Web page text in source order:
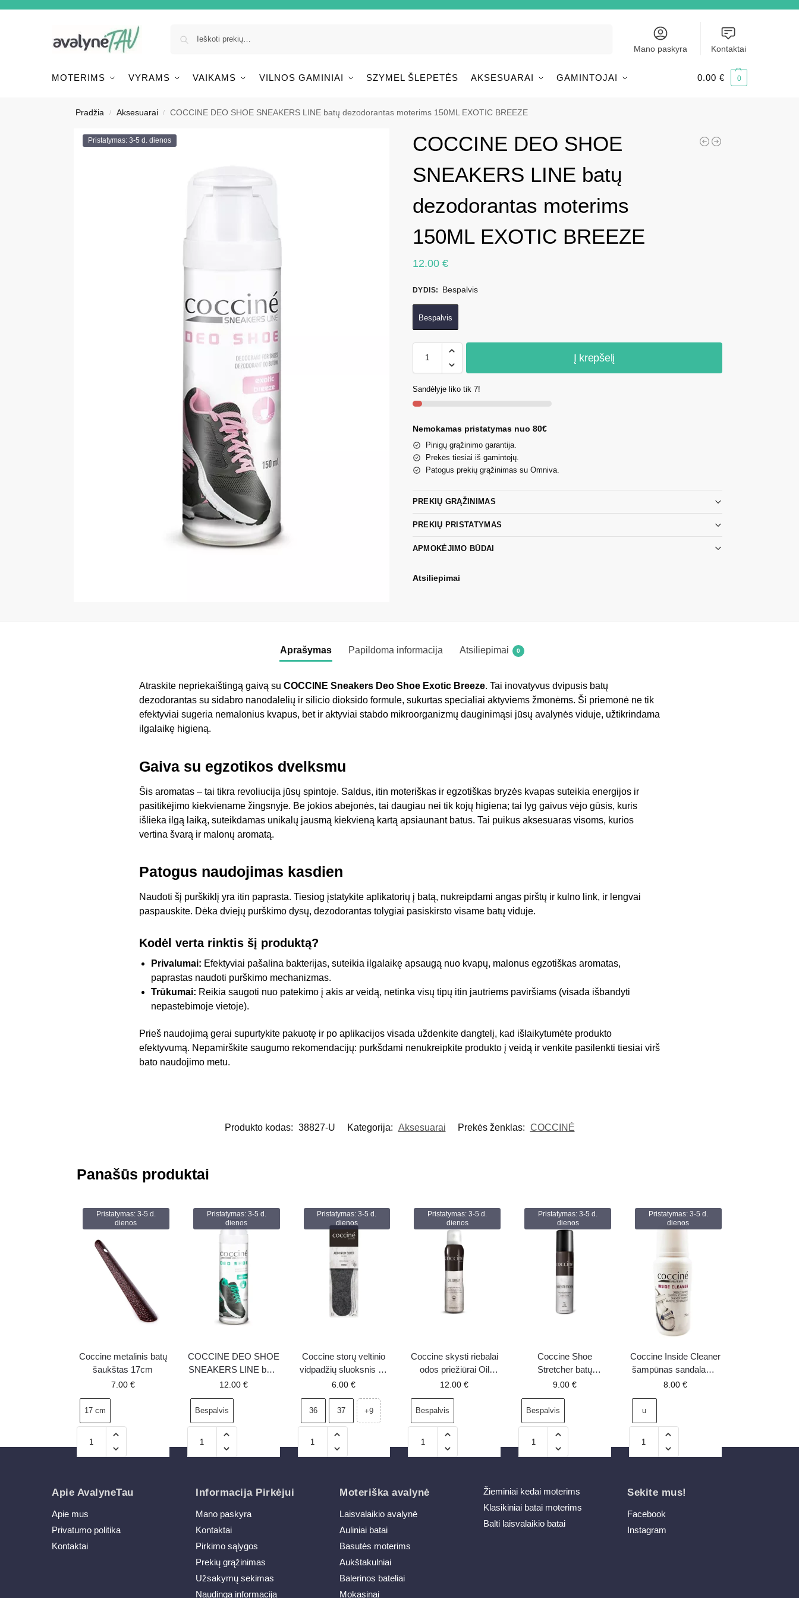
Mano paskyra Kontaktai
MOTERIMS VYRAMS VAIKAMS VILNOS GAMINIAI SZYMEL ŠLEPETĖS AKSESUARAI GAMINTOJAI 0.00 € 0
Pradžia / Aksesuarai / COCCINE DEO SHOE SNEAKERS LINE batų dezodorantas moterims 150ML EXOTIC BREEZE
Pristatymas: 3-5 d. dienos
COCCINE DEO SHOE
SNEAKERS LINE batų
dezodorantas moterims
150ML EXOTIC BREEZE
12.00 €
DYDIS: Bespalvis
Bespalvis
Į krepšelį
Sandėlyje liko tik 7!
Nemokamas pristatymas nuo 80€
Pinigų grąžinimo garantija.
Prekės tiesiai iš gamintojų.
Patogus prekių grąžinimas su Omniva.
PREKIŲ GRĄŽINIMAS
PREKIŲ PRISTATYMAS
APMOKĖJIMO BŪDAI
Atsiliepimai
Aprašymas Papildoma informacija Atsiliepimai 0
Atraskite nepriekaištingą gaivą su COCCINE Sneakers Deo Shoe Exotic Breeze. Tai inovatyvus dvipusis batų
dezodorantas su sidabro nanodalelių ir silicio dioksido formule, sukurtas specialiai aktyviems žmonėms. Ši priemonė ne tik
efektyviai sugeria nemalonius kvapus, bet ir aktyviai stabdo mikroorganizmų dauginimąsi jūsų avalynės viduje, užtikrindama
ilgalaikę higieną.
Gaiva su egzotikos dvelksmu
Šis aromatas – tai tikra revoliucija jūsų spintoje. Saldus, itin moteriškas ir egzotiškas bryzės kvapas suteikia energijos ir
pasitikėjimo kiekviename žingsnyje. Be jokios abejonės, tai daugiau nei tik kojų higiena; tai lyg gaivus vėjo gūsis, kuris
išlieka ilgą laiką, suteikdamas unikalų jausmą kiekvieną kartą apsiaunant batus. Tai puikus aksesuaras visoms, kurios
vertina švarą ir malonų aromatą.
Patogus naudojimas kasdien
Naudoti šį purškiklį yra itin paprasta. Tiesiog įstatykite aplikatorių į batą, nukreipdami angas pirštų ir kulno link, ir lengvai
paspauskite. Dėka dviejų purškimo dysų, dezodorantas tolygiai pasiskirsto visame batų viduje.
Kodėl verta rinktis šį produktą?
Privalumai: Efektyviai pašalina bakterijas, suteikia ilgalaikę apsaugą nuo kvapų, malonus egzotiškas aromatas,
paprastas naudoti purškimo mechanizmas.
Trūkumai: Reikia saugoti nuo patekimo į akis ar veidą, netinka visų tipų itin jautriems paviršiams (visada išbandyti
nepastebimoje vietoje).
Prieš naudojimą gerai supurtykite pakuotę ir po aplikacijos visada uždenkite dangtelį, kad išlaikytumėte produkto
efektyvumą. Nepamirškite saugumo rekomendacijų: purkšdami nenukreipkite produkto į veidą ir venkite pasilenkti tiesiai virš
bato naudojimo metu.
Produkto kodas: 38827-U Kategorija: Aksesuarai Prekės ženklas: COCCINÉ
Panašūs produktai
Pristatymas: 3-5 d.
dienos
Coccine metalinis batų
šaukštas 17cm
7.00 €
17 cm
Pristatymas: 3-5 d.
dienos
COCCINE DEO SHOE
SNEAKERS LINE batų
dezodorantas 150 ml
SEA WIND
12.00 €
Bespalvis
Pristatymas: 3-5 d.
dienos
Coccine storų veltinio
vidpadžių sluoksnis su
aliuminio pagrindu
6.00€
36 37 +9
Pristatymas: 3-5 d.
dienos
Coccine skysti riebalai
odos priežiūrai Oil
Spray
12.00€
Bespalvis
Pristatymas: 3-5 d.
dienos
Coccine Shoe
Stretcher batų
formavimo purškiklis
9.00€
Bespalvis
Pristatymas: 3-5 d.
dienos
Coccine Inside Cleaner
šampūnas sandalams
75ml
8.00 €
u
Apie AvalyneTau
Apie mus
Privatumo politika
Kontaktai
Informacija Pirkėjui
Mano paskyra
Kontaktai
Pirkimo sąlygos
Prekių grąžinimas
Užsakymų sekimas
Naudinga informacija
Moteriška avalynė
Laisvalaikio avalynė
Auliniai batai
Basutės moterims
Aukštakulniai
Balerinos bateliai
Mokasinai
Žieminiai kedai moterims
Klasikiniai batai moterims
Balti laisvalaikio batai
Sekite mus!
Facebook
Instagram